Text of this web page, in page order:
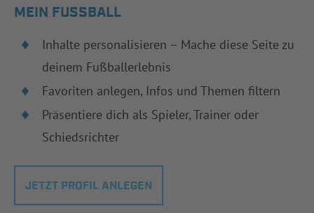
MEIN FUSSBALL
Inhalte personalisieren – Mache diese Seite zu
deinem Fußballerlebnis
Favoriten anlegen, Infos und Themen filtern
Präsentiere dich als Spieler, Trainer oder
Schiedsrichter
JETZT PROFIL ANLEGEN